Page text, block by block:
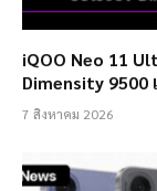
iQOO Neo 11
Dimensity 9500
7 สิงหาคม 2026